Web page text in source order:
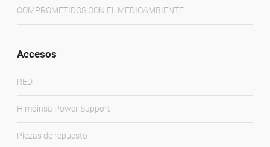
COMPROMETIDOS CON EL MEDIOAMBIENTE
Accesos
RED
Himoinsa Power Support
Piezas de repuesto